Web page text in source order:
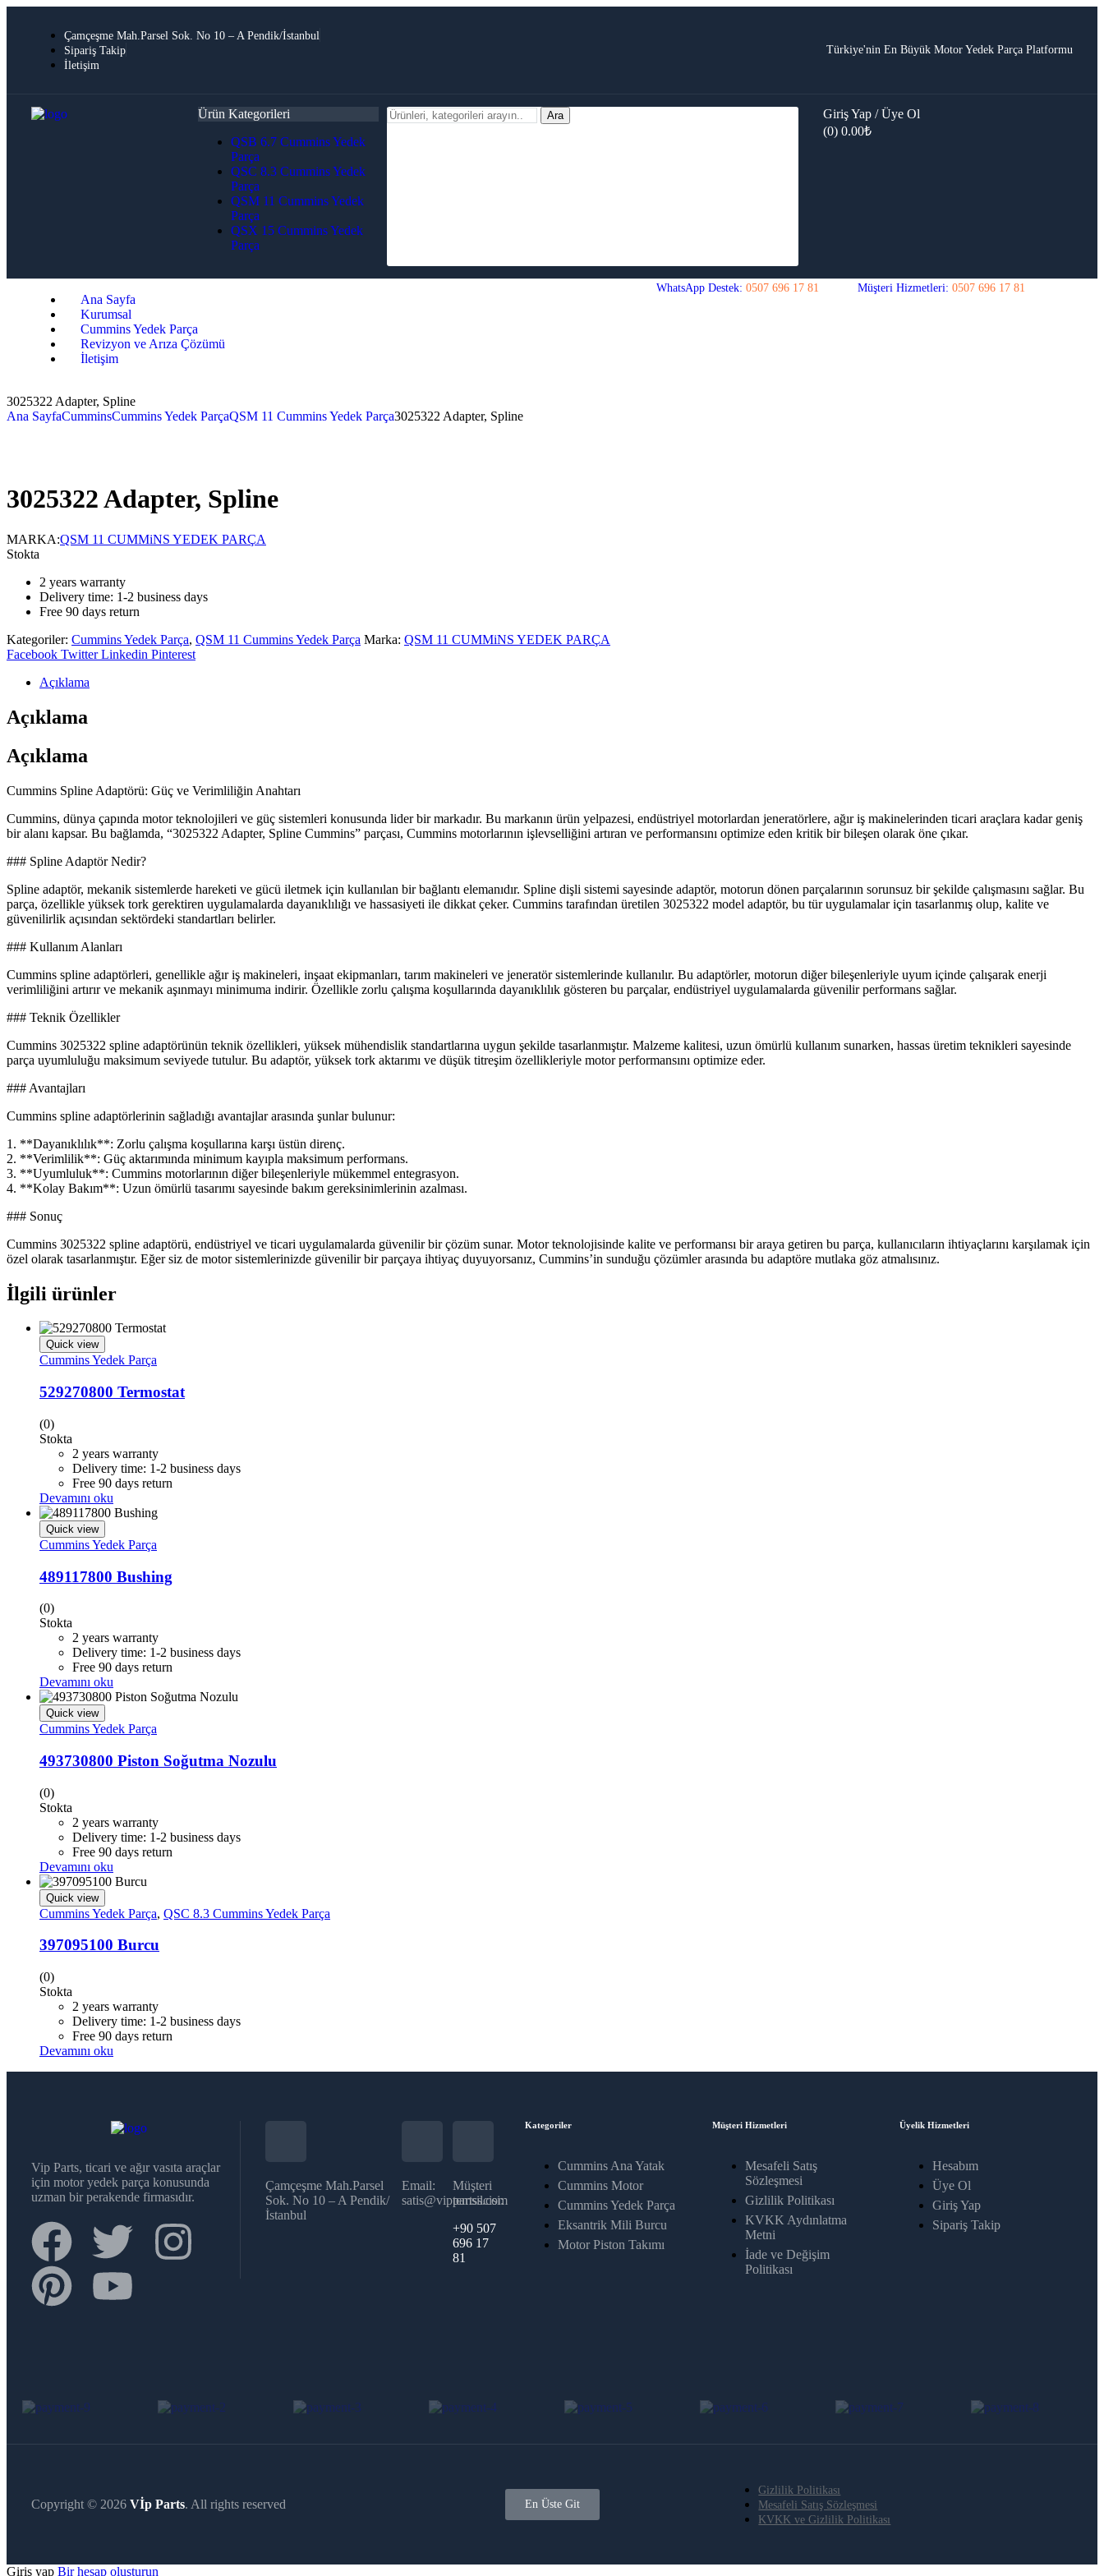
Çamçeşme Mah.Parsel Sok. No 10 – A Pendik/İstanbul
Sipariş Takip
İletişim
Türkiye'nin En Büyük Motor Yedek Parça Platformu
Ürün Kategorileri
QSB 6.7 Cummins Yedek
Parça
QSC 8.3 Cummins Yedek
Parça
QSM 11 Cummins Yedek
Parça
QSX 15 Cummins Yedek
Parça
Ara
Giriş Yap / Üye Ol
(0) 0.00₺
Ana Sayfa
Kurumsal
Cummins Yedek Parça
Revizyon ve Arıza Çözümü
İletişim
WhatsApp Destek: 0507 696 17 81 Müşteri Hizmetleri: 0507 696 17 81
3025322 Adapter, Spline
Ana SayfaCumminsCummins Yedek ParçaQSM 11 Cummins Yedek Parça3025322 Adapter, Spline
3025322 Adapter, Spline
MARKA:QSM 11 CUMMiNS YEDEK PARÇA
Stokta
2 years warranty
Delivery time: 1-2 business days
Free 90 days return
Kategoriler: Cummins Yedek Parça, QSM 11 Cummins Yedek Parça Marka: QSM 11 CUMMiNS YEDEK PARÇA
Facebook Twitter Linkedin Pinterest
Açıklama
Açıklama
Açıklama
Cummins Spline Adaptörü: Güç ve Verimliliğin Anahtarı
Cummins, dünya çapında motor teknolojileri ve güç sistemleri konusunda lider bir markadır. Bu markanın ürün yelpazesi, endüstriyel motorlardan jeneratörlere, ağır iş makinelerinden ticari araçlara kadar geniş
bir alanı kapsar. Bu bağlamda, “3025322 Adapter, Spline Cummins” parçası, Cummins motorlarının işlevselliğini artıran ve performansını optimize eden kritik bir bileşen olarak öne çıkar.
### Spline Adaptör Nedir?
Spline adaptör, mekanik sistemlerde hareketi ve gücü iletmek için kullanılan bir bağlantı elemanıdır. Spline dişli sistemi sayesinde adaptör, motorun dönen parçalarının sorunsuz bir şekilde çalışmasını sağlar. Bu
parça, özellikle yüksek tork gerektiren uygulamalarda dayanıklılığı ve hassasiyeti ile dikkat çeker. Cummins tarafından üretilen 3025322 model adaptör, bu tür uygulamalar için tasarlanmış olup, kalite ve
güvenilirlik açısından sektördeki standartları belirler.
### Kullanım Alanları
Cummins spline adaptörleri, genellikle ağır iş makineleri, inşaat ekipmanları, tarım makineleri ve jeneratör sistemlerinde kullanılır. Bu adaptörler, motorun diğer bileşenleriyle uyum içinde çalışarak enerji
verimliliğini artırır ve mekanik aşınmayı minimuma indirir. Özellikle zorlu çalışma koşullarında dayanıklılık gösteren bu parçalar, endüstriyel uygulamalarda güvenilir performans sağlar.
### Teknik Özellikler
Cummins 3025322 spline adaptörünün teknik özellikleri, yüksek mühendislik standartlarına uygun şekilde tasarlanmıştır. Malzeme kalitesi, uzun ömürlü kullanım sunarken, hassas üretim teknikleri sayesinde
parça uyumluluğu maksimum seviyede tutulur. Bu adaptör, yüksek tork aktarımı ve düşük titreşim özellikleriyle motor performansını optimize eder.
### Avantajları
Cummins spline adaptörlerinin sağladığı avantajlar arasında şunlar bulunur:
1. **Dayanıklılık**: Zorlu çalışma koşullarına karşı üstün direnç.
2. **Verimlilik**: Güç aktarımında minimum kayıpla maksimum performans.
3. **Uyumluluk**: Cummins motorlarının diğer bileşenleriyle mükemmel entegrasyon.
4. **Kolay Bakım**: Uzun ömürlü tasarımı sayesinde bakım gereksinimlerinin azalması.
### Sonuç
Cummins 3025322 spline adaptörü, endüstriyel ve ticari uygulamalarda güvenilir bir çözüm sunar. Motor teknolojisinde kalite ve performansı bir araya getiren bu parça, kullanıcıların ihtiyaçlarını karşılamak için
özel olarak tasarlanmıştır. Eğer siz de motor sistemlerinizde güvenilir bir parçaya ihtiyaç duyuyorsanız, Cummins’in sunduğu çözümler arasında bu adaptöre mutlaka göz atmalısınız.
İlgili ürünler
Quick view
Cummins Yedek Parça
529270800 Termostat
(0)
Stokta
2 years warranty
Delivery time: 1-2 business days
Free 90 days return
Devamını oku
Quick view
Cummins Yedek Parça
489117800 Bushing
(0)
Stokta
2 years warranty
Delivery time: 1-2 business days
Free 90 days return
Devamını oku
Quick view
Cummins Yedek Parça
493730800 Piston Soğutma Nozulu
(0)
Stokta
2 years warranty
Delivery time: 1-2 business days
Free 90 days return
Devamını oku
Quick view
Cummins Yedek Parça, QSC 8.3 Cummins Yedek Parça
397095100 Burcu
(0)
Stokta
2 years warranty
Delivery time: 1-2 business days
Free 90 days return
Devamını oku
Vip Parts, ticari ve ağır vasıta araçlar
için motor yedek parça konusunda
uzman bir perakende firmasıdır.
Çamçeşme Mah.Parsel
Sok. No 10 – A Pendik/
İstanbul
Email:
satis@vippartss.com
Müşteri
temsilcisi:
+90 507
696 17
81
Kategoriler
Cummins Ana Yatak
Cummins Motor
Cummins Yedek Parça
Eksantrik Mili Burcu
Motor Piston Takımı
Müşteri Hizmetleri
Mesafeli Satış
Sözleşmesi
Gizlilik Politikası
KVKK Aydınlatma
Metni
İade ve Değişim
Politikası
Üyelik Hizmetleri
Hesabım
Üye Ol
Giriş Yap
Sipariş Takip
Copyright © 2026 Vİp Parts. All rights reserved En Üste Git
Gizlilik Politikası
Mesafeli Satış Sözleşmesi
KVKK ve Gizlilik Politikası
Giriş yap Bir hesap oluşturun